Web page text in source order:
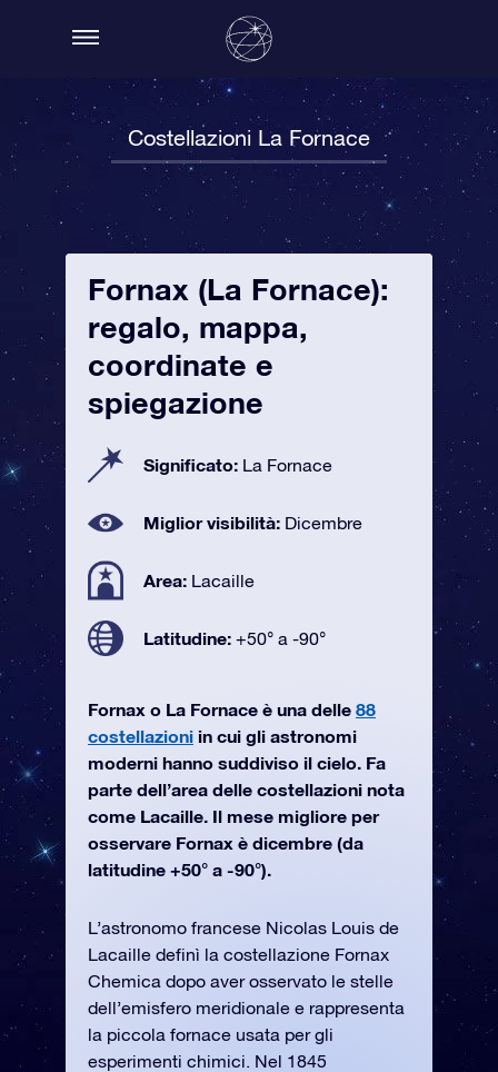
Costellazioni La Fornace
Fornax (La Fornace):
regalo, mappa,
coordinate e
spiegazione
Significato: La Fornace
Miglior visibilità: Dicembre
Area: Lacaille
Latitudine: +50° a -90°
Fornax o La Fornace è una delle 88
costellazioni in cui gli astronomi
moderni hanno suddiviso il cielo. Fa
parte dell’area delle costellazioni nota
come Lacaille. Il mese migliore per
osservare Fornax è dicembre (da
latitudine +50° a -90°).
L’astronomo francese Nicolas Louis de
Lacaille definì la costellazione Fornax
Chemica dopo aver osservato le stelle
dell’emisfero meridionale e rappresenta
la piccola fornace usata per gli
esperimenti chimici. Nel 1845